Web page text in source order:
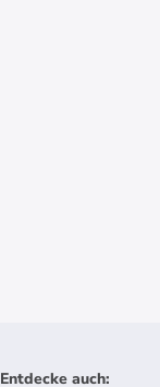
Entdecke auch: